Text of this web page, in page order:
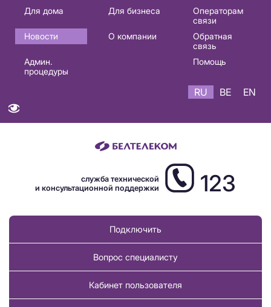
Основная
навигация
RU
Для дома Для бизнеса
Операторам
связи
Новости
О компании
Обратная
связь
Админ.
процедуры
Помощь
RU BE EN
служба технической
и консультационной поддержки
123
Подключить
Вопрос специалисту
Кабинет пользователя